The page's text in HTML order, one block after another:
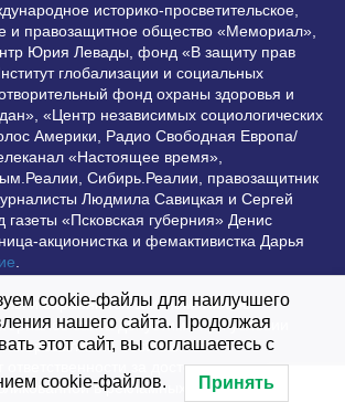
историко-просветительское,
и правозащитное общество «Мемориал»,
Юрия Левады, фонд «В защиту прав
глобализации и социальных
фонд охраны здоровья и
«Центр независимых социологических
Америки, Радио Свободная Европа/
«Настоящее время»,
Сибирь.Реалии, правозащитник
Людмила Савицкая и Сергей
газеты «Псковская губерния» Денис
акционистка и фемактивистка Дарья
.
и охраняются законом. Любое
сайта допустимо при условии
гиперссылки на Vesti.UZ.
ответственности за достоверность
в рекламных объявлениях.
cookie-файлы для наилучшего
нашего сайта. Продолжая
этот сайт, вы соглашаетесь с
cookie-файлов. Принять